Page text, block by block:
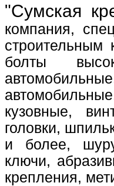
"Сумская
компания,
болты
кузовные,
головки,
и более,
ключи,
крепления,